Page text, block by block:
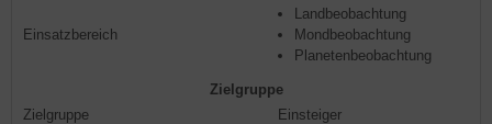
Einsatzbereich
Landbeobachtung
Mondbeobachtung
Planetenbeobachtung
Zielgruppe
Zielgruppe
Einsteiger